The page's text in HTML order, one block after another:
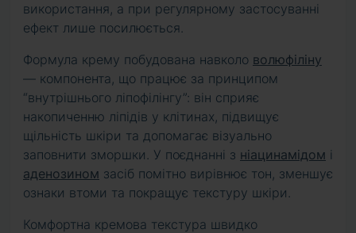
використання, а при регулярному застосуванні
ефект лише посилюється.
Формула крему побудована навколо волюфіліну
— компонента, що працює за принципом
“внутрішнього ліпофілінгу”: він сприяє
накопиченню ліпідів у клітинах, підвищує
щільність шкіри та допомагає візуально
заповнити зморшки. У поєднанні з ніацинамідом і
аденозином засіб помітно вирівнює тон, зменшує
ознаки втоми та покращує текстуру шкіри.
Комфортна кремова текстура швидко